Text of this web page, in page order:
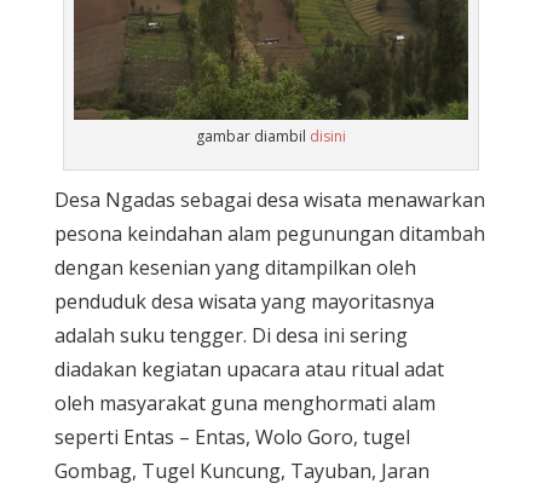
gambar diambil disini
Desa Ngadas sebagai desa wisata menawarkan
pesona keindahan alam pegunungan ditambah
dengan kesenian yang ditampilkan oleh
penduduk desa wisata yang mayoritasnya
adalah suku tengger. Di desa ini sering
diadakan kegiatan upacara atau ritual adat
oleh masyarakat guna menghormati alam
seperti Entas – Entas, Wolo Goro, tugel
Gombag, Tugel Kuncung, Tayuban, Jaran